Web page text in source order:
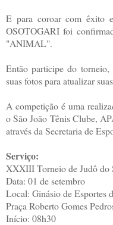
E para coroar com êxito
OSOTOGARI foi
"ANIMAL".
Então participe do
suas fotos para atualizar
A competição é uma
o São João Tênis Clube,
através da Secretaria de
Serviço:
XXXIII Torneio de Judô do
Data: 01 de setembro
Local: Ginásio de Esportes
Praça Roberto Gomes
Início: 08h30